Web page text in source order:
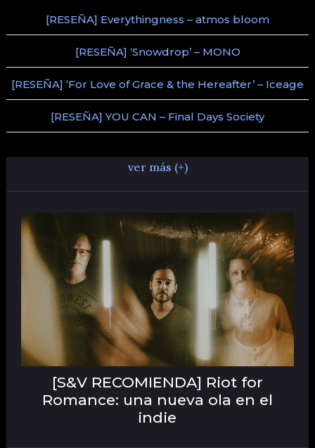
[RESEÑA] Everythingness – atmos bloom
[RESEÑA] ‘Snowdrop’ – MONO
[RESEÑA] ‘For Love of Grace & the Hereafter’ – Iceage
[RESEÑA] YOU CAN – Final Days Society
ver más (+)
[S&V RECOMIENDA] Riot for
Romance: una nueva ola en el
indie